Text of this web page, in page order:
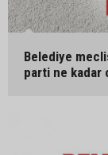
Belediye
parti ne kadar